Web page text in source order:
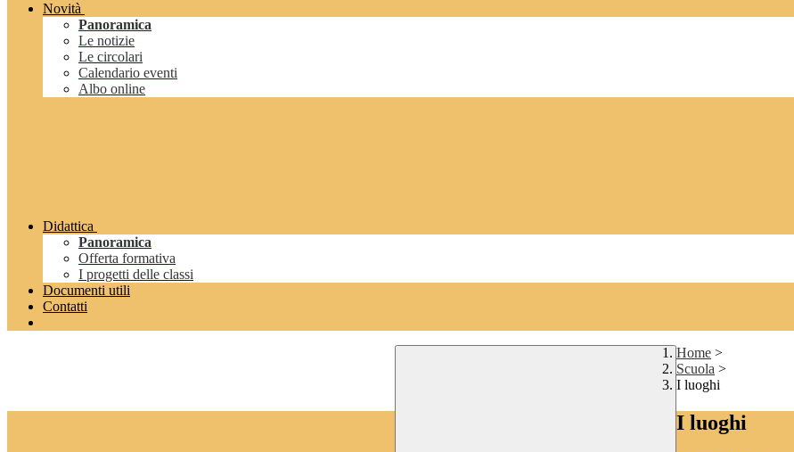
Novità
Panoramica
Le notizie
Le circolari
Calendario eventi
Albo online
Didattica
Panoramica
Offerta formativa
I progetti delle classi
Documenti utili
Contatti
Home >
Scuola >
I luoghi
I luoghi